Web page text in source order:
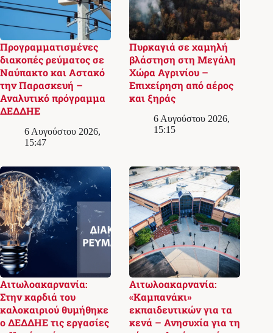
Προγραμματισμένες
διακοπές ρεύματος σε
Ναύπακτο και Αστακό
την Παρασκευή –
Αναλυτικό πρόγραμμα
ΔΕΔΔΗΕ
6 Αυγούστου 2026,
15:47
Πυρκαγιά σε χαμηλή
βλάστηση στη Μεγάλη
Χώρα Αγρινίου –
Επιχείρηση από αέρος
και ξηράς
6 Αυγούστου 2026,
15:15
Αιτωλοακαρνανία:
Στην καρδιά του
καλοκαιριού θυμήθηκε
ο ΔΕΔΔΗΕ τις εργασίες
Αιτωλοακαρνανία:
«Καμπανάκι»
εκπαιδευτικών για τα
κενά – Ανησυχία για τη